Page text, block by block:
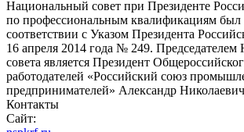
Национальный совет при Президенте
по профессиональным квалификациям был
соответствии с Указом Президента
16 апреля 2014 года № 249. Председателем
совета является Президент
работодателей «Российский союз
предпринимателей» Александр
Контакты
Сайт: